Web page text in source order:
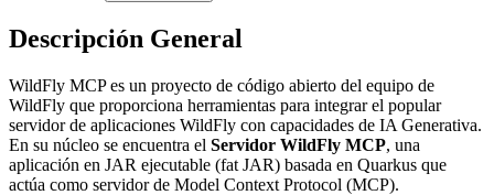
Descripción General
WildFly MCP es un proyecto de código abierto del equipo de
WildFly que proporciona herramientas para integrar el popular
servidor de aplicaciones WildFly con capacidades de IA Generativa.
En su núcleo se encuentra el Servidor WildFly MCP, una
aplicación en JAR ejecutable (fat JAR) basada en Quarkus que
actúa como servidor de Model Context Protocol (MCP).